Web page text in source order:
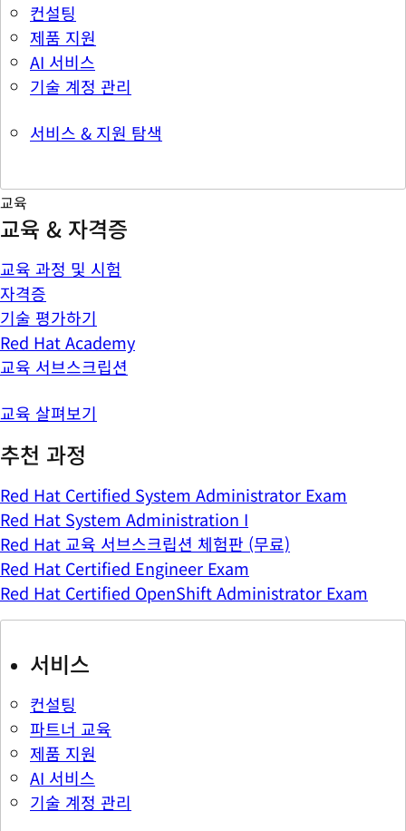
컨설팅
제품 지원
AI 서비스
기술 계정 관리
서비스 & 지원 탐색
교육
교육 & 자격증
교육 과정 및 시험
자격증
기술 평가하기
Red Hat Academy
교육 서브스크립션
교육 살펴보기
추천 과정
Red Hat Certified System Administrator Exam
Red Hat System Administration I
Red Hat 교육 서브스크립션 체험판 (무료)
Red Hat Certified Engineer Exam
Red Hat Certified OpenShift Administrator Exam
서비스
컨설팅
파트너 교육
제품 지원
AI 서비스
기술 계정 관리